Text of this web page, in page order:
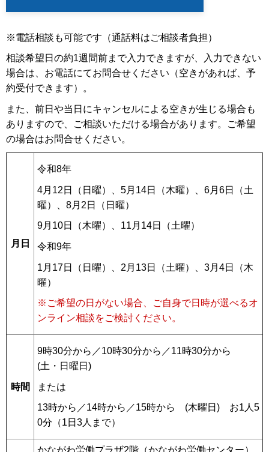
※電話相談も可能です（通話料はご相談者負担）
相談希望日の約1週間前まで入力できますが、入力できない
場合は、お電話にてお問合せください（空きがあれば、予
約受付できます）。
また、前日や当日にキャンセルによる空きが生じる場合も
ありますので、ご相談いただける場合があります。ご希望
の場合はお問合せください。
月日
令和8年
4月12日（日曜）、5月14日（木曜）、6月6日（土
曜）、8月2日（日曜）
9月10日（木曜）、11月14日（土曜）
令和9年
1月17日（日曜）、2月13日（土曜）、3月4日（木
曜）
※ご希望の日がない場合、ご自身で日時が選べるオ
ンライン相談をご検討ください。
時間
9時30分から／10時30分から／11時30分から
(土・日曜日)
または
13時から／14時から／15時から (木曜日) お1人5
0分（1日3人まで）
かながわ労働プラザ2階（かながわ労働センター）